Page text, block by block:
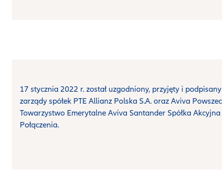
17 stycznia 2022 r. został uzgodniony, przyjęty i
zarządy spółek PTE Allianz Polska S.A. oraz Aviva
Towarzystwo Emerytalne Aviva Santander Spółka
Połączenia.